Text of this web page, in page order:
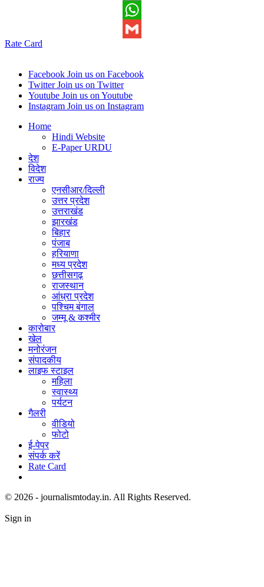
Email
WhatsApp
Rate Card
Facebook Join us on Facebook
Twitter Join us on Twitter
Youtube Join us on Youtube
Instagram Join us on Instagram
Home
Hindi Website
E-Paper URDU
देश
विदेश
राज्य
एनसीआर/दिल्ली
उत्तर प्रदेश
उत्तराखंड
झारखंड
बिहार
पंजाब
हरियाणा
मध्य प्रदेश
छत्तीसगढ़
राजस्थान
आंध्रा प्रदेश
पश्चिम बंगाल
जम्मू & कश्मीर
कारोबार
खेल
मनोरंजन
संपादकीय
लाइफ स्टाइल
महिला
स्वास्थ्य
पर्यटन
गैलरी
वीडियो
फोटो
ई-पेपर
संपर्क करें
Rate Card
© 2026 - journalismtoday.in. All Rights Reserved.
Sign in